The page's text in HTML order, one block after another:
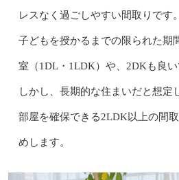
レスなく過ごしやすい間取りです。
子どもを授かるまでの限られた期
室（1DL・1LDK）や、2DKも良い
しかし、長期的な住まいだと想定
部屋を確保できる2LDK以上の間
めします。